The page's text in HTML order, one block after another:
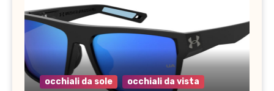
occhiali da sole occhiali da vista